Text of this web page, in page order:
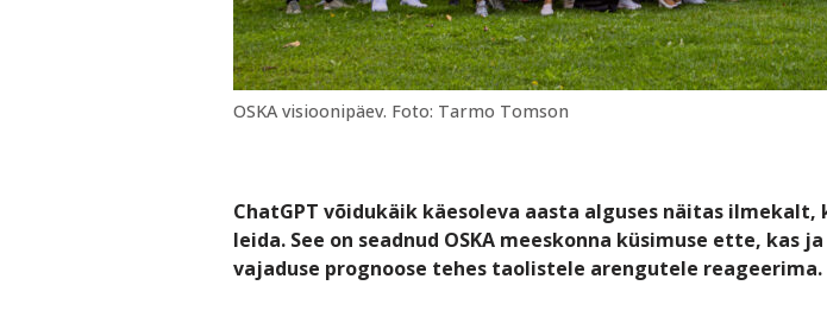
OSKA visioonipäev. Foto: Tarmo Tomson
ChatGPT võidukäik käesoleva aasta alguses näitas
leida. See on seadnud OSKA meeskonna küsimuse ette, kas
vajaduse prognoose tehes taolistele arengutele reageerima.